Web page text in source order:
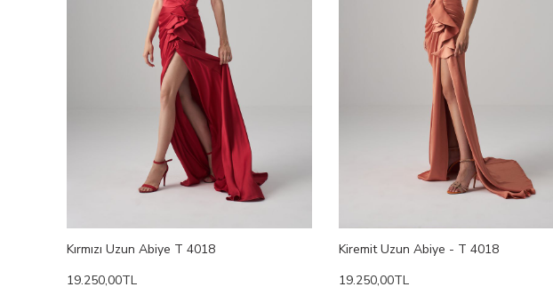
Kırmızı Uzun Abiye T 4018
19.250,00TL
Kiremit Uzun Abiye - T 4018
19.250,00TL